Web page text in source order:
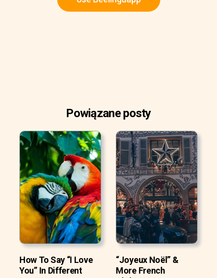
Powiązane posty
How To Say “I Love
You” In Different
“Joyeux Noël” &
More French